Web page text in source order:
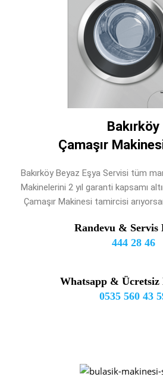
Bakırköy
Çamaşır
Bakırköy Beyaz Eşya Servisi tüm
Makinelerini 2 yıl garanti kapsamı
Çamaşır Makinesi tamircisi
Randevu & Servis
444 28 46
Whatsapp & Ücretsiz
0535 560 43